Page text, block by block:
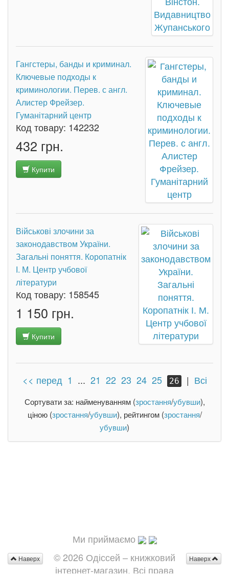
Гангстеры, банды и криминал.
Ключевые подходы к
криминологии. Перев. с англ.
Алистер Фрейзер.
Гуманітарний центр
Код товару: 142232
432 грн.
Купити
Військові злочини за
законодавством України.
Загальні поняття. Коропатнік
І. М. Центр учбової
літератури
Код товару: 158545
1 150 грн.
Купити
<< перед 1 ... 21 22 23 24 25 26 | Всі
Сортувати за: найменуванням (зростання/убувши),
ціною (зростання/убувши), рейтингом (зростання/
убувши)
Ми приймаємо
Наверх
Наверх
© 2026 Одіссей – книжковий
інтернет-магазин. Всі права